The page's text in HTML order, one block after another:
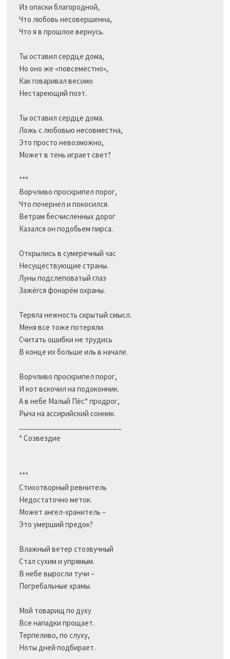
Из опаски благородной,
Что любовь несовершенна,
Что я в прошлое вернусь.
Ты оставил сердце дома,
Но оно же «повсеместно»,
Как говаривал весомо
Нестареющий поэт.
Ты оставил сердце дома.
Ложь с любовью несовместна,
Это просто невозможно,
Может в тень играет свет?
***
Ворчливо проскрипел порог,
Что почернел и покосился.
Ветрам бесчисленных дорог
Казался он подобьем пирса.
Открылись в сумеречный час
Несуществующие страны.
Луны подслеповатый глаз
Зажёгся фонарём охраны.
Теряла нежность скрытый смысл.
Меня все тоже потеряли.
Считать ошибки не трудись
В конце их больше иль в начале.
Ворчливо проскрипел порог,
И кот вскочил на подоконник.
А в небе Малый Пёс* продрог,
Рыча на ассирийский сонник.
* Созвездие
***
Стихотворный ревнитель
Недостаточно меток.
Может ангел-хранитель –
Это умерший предок?
Влажный ветер стозвучный
Стал сухим и упрямым.
В небе выросли тучи –
Погребальные храмы.
Мой товарищ по духу
Все нападки прощает.
Терпеливо, по слуху,
Ноты дней подбирает.